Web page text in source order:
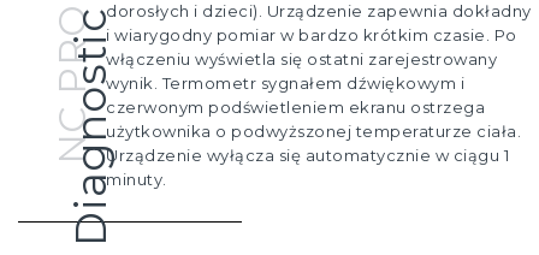
dorosłych i dzieci). Urządzenie zapewnia dokładny
i wiarygodny pomiar w bardzo krótkim czasie. Po
włączeniu wyświetla się ostatni zarejestrowany
wynik. Termometr sygnałem dźwiękowym i
czerwonym podświetleniem ekranu ostrzega
użytkownika o podwyższonej temperaturze ciała.
Urządzenie wyłącza się automatycznie w ciągu 1
minuty.
Diagnostic
NC PRO